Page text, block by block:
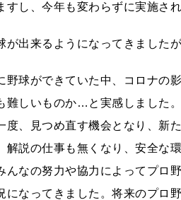
すし、今年も変わらずに実施さ
が出来るようになってきました
野球ができていた中、コロナの
難しいものか…と実感しました
度、見つめ直す機会となり、新
解説の仕事も無くなり、安全な
んなの努力や協力によってプロ
になってきました。将来のプロ